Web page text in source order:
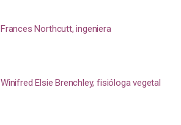
Frances Northcutt, ingeniera
Winifred Elsie Brenchley, fisióloga vegetal